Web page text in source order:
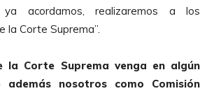
ya acordamos, realizaremos a los
la Corte Suprema”.
la Corte Suprema venga en algún
además nosotros como Comisión